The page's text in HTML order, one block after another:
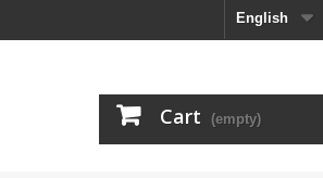
English
Cart (empty)